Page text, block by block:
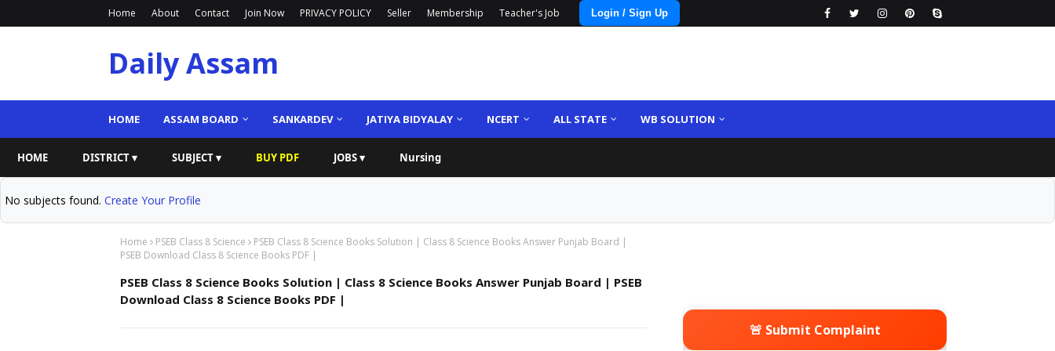
Home About Contact Join Now PRIVACY POLICY Seller Membership Teacher's Job Login / Sign Up
Daily Assam
HOME ASSAM BOARD SANKARDEV JATIYA BIDYALAY NCERT ALL STATE WB SOLUTION
HOME DISTRICT ▾ SUBJECT ▾ BUY PDF JOBS ▾ Nursing
No subjects found. Create Your Profile
Home PSEB Class 8 Science
PSEB Class 8 Science Books Solution | Class 8 Science Books Answer Punjab Board |
PSEB Download Class 8 Science Books PDF |
PSEB Class 8 Science Books Solution | Class 8 Science Books Answer Punjab Board | PSEB
Download Class 8 Science Books PDF |
🚨 Submit Complaint